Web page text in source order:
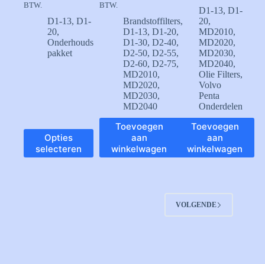
€ 236,74
BTW.
D1-13, D1-
20,
Onderhouds
pakket
Opties
selecteren
Dit
product
heeft
BTW.
Brandstoffilters,
D1-13,D1-20,
D1-30,D2-40,
D2-50,D2-55,
D2-60,D2-75,
MD2010,
MD2020,
MD2030,
MD2040
Toevoegen
aan
winkelwagen
D1-13,D1-
20,
MD2010,
MD2020,
MD2030,
MD2040,
Olie Filters,
Volvo
Penta
Onderdelen
Toevoegen
aan
winkelwagen
VOLGENDE